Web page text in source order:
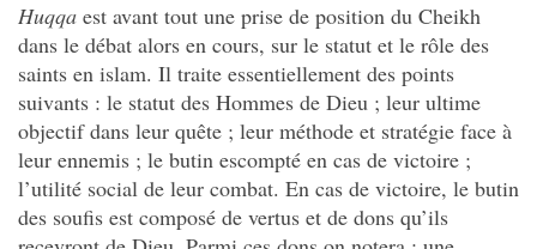
Huqqa est avant tout une prise de position du Cheikh
dans le débat alors en cours, sur le statut et le rôle des
saints en islam. Il traite essentiellement des points
suivants : le statut des Hommes de Dieu ; leur ultime
objectif dans leur quête ; leur méthode et stratégie face à
leur ennemis ; le butin escompté en cas de victoire ;
l’utilité social de leur combat. En cas de victoire, le butin
des soufis est composé de vertus et de dons qu’ils